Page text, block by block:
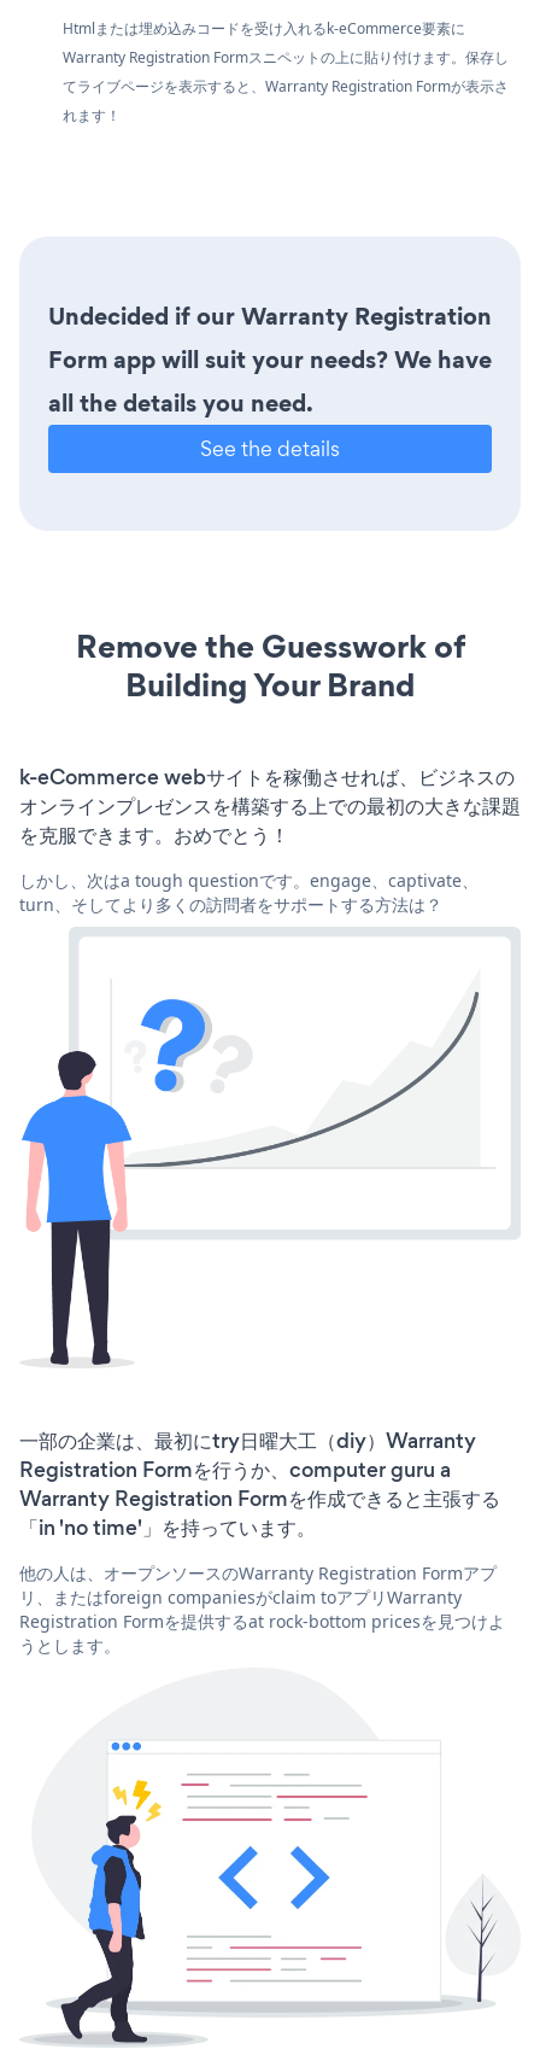
Htmlまたは埋め込みコードを受け入れるk-eCommerce要素に
Warranty Registration Formスニペットの上に貼り付けます。保存し
てライブページを表示すると、Warranty Registration Formが表示さ
れます！
Undecided if our Warranty Registration
Form app will suit your needs? We have
all the details you need.
See the details
Remove the Guesswork of
Building Your Brand
k-eCommerce webサイトを稼働させれば、ビジネスの
オンラインプレゼンスを構築する上での最初の大きな課題
を克服できます。おめでとう！
しかし、次はa tough questionです。engage、captivate、
turn、そしてより多くの訪問者をサポートする方法は？
一部の企業は、最初にtry日曜大工（diy）Warranty
Registration Formを行うか、computer guru a
Warranty Registration Formを作成できると主張する
「in 'no time'」を持っています。
他の人は、オープンソースのWarranty Registration Formアプ
リ、またはforeign companiesがclaim toアプリWarranty
Registration Formを提供するat rock-bottom pricesを見つけよ
うとします。